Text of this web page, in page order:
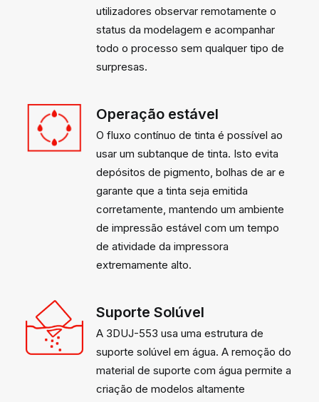
utilizadores observar remotamente o
status da modelagem e acompanhar
todo o processo sem qualquer tipo de
surpresas.
Operação estável
O fluxo contínuo de tinta é possível ao
usar um subtanque de tinta. Isto evita
depósitos de pigmento, bolhas de ar e
garante que a tinta seja emitida
corretamente, mantendo um ambiente
de impressão estável com um tempo
de atividade da impressora
extremamente alto.
Suporte Solúvel
A 3DUJ-553 usa uma estrutura de
suporte solúvel em água. A remoção do
material de suporte com água permite a
criação de modelos altamente